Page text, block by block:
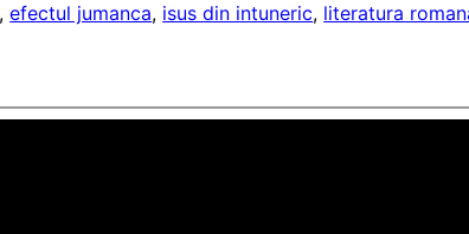
, efectul jumanca, isus din intuneric, literatura